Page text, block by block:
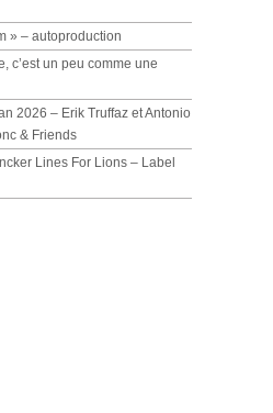
» – autoproduction
c’est un peu comme une
2026 – Erik Truffaz et Antonio
& Friends
Lines For Lions – Label